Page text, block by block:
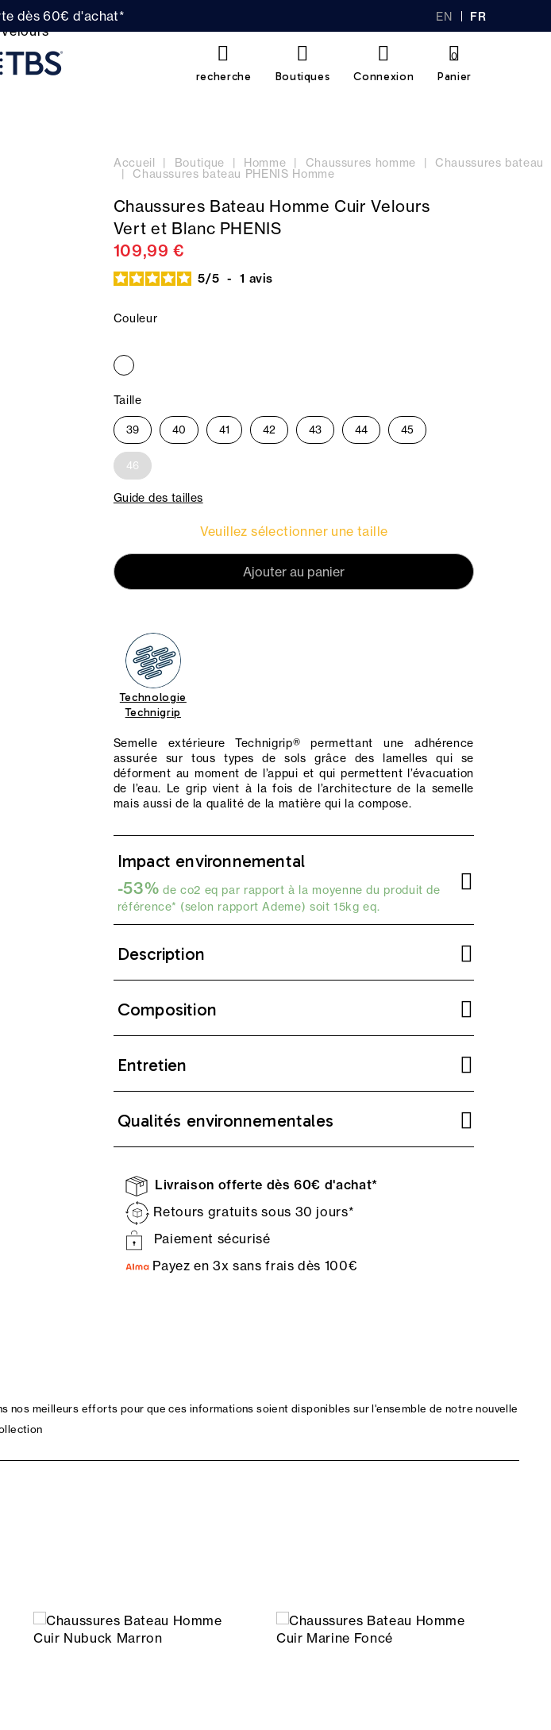
dès 60€ d'achat* EN FR
recherche Boutiques Connexion Panier
0
Accueil Boutique Homme Chaussures homme Chaussures bateau
Chaussures bateau PHENIS Homme
Chaussures Bateau Homme Cuir Velours
Vert et Blanc PHENIS
109,99 €
5/5 - 1 avis
Couleur
Taille
39 40 41 42 43 44 45
46
Guide des tailles
Veuillez sélectionner une taille
Ajouter au panier
Technologie
Technigrip
Semelle extérieure Technigrip® permettant une adhérence
assurée sur tous types de sols grâce des lamelles qui se
déforment au moment de l’appui et qui permettent l’évacuation
de l’eau. Le grip vient à la fois de l’architecture de la semelle
mais aussi de la qualité de la matière qui la compose.
Impact environnemental
-53% de co2 eq par rapport à la moyenne du produit de
référence* (selon rapport Ademe) soit 15kg eq.
Description
Composition
Entretien
Qualités environnementales
Livraison offerte dès 60€ d'achat*
Retours gratuits sous 30 jours*
Paiement sécurisé
Payez en 3x sans frais dès 100€
nos meilleurs efforts pour que ces informations soient disponibles sur l'ensemble de notre nouvelle